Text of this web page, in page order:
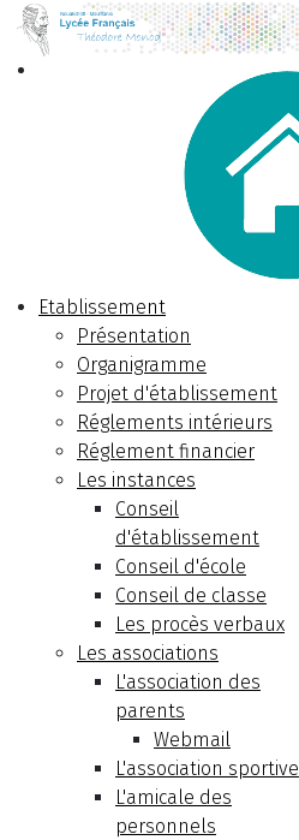
Etablissement
Présentation
Organigramme
Projet d'établissement
Réglements intérieurs
Réglement financier
Les instances
Conseil
d'établissement
Conseil d'école
Conseil de classe
Les procès verbaux
Les associations
L'association des
parents
Webmail
L'association sportive
L'amicale des
personnels